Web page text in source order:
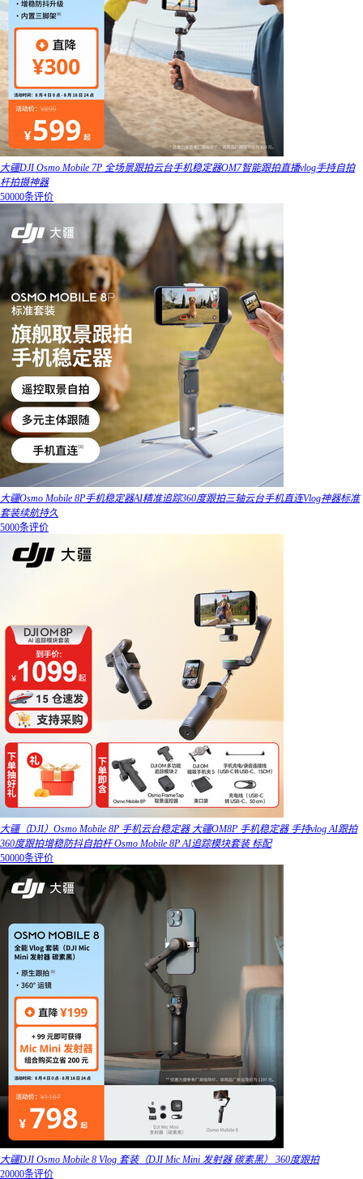
大疆DJI Osmo Mobile 7P 全场景跟拍云台手机稳定器OM7智能跟拍直播vlog手持自拍
杆拍摄神器
50000条评价
大疆Osmo Mobile 8P手机稳定器AI精准追踪360度跟拍三轴云台手机直连Vlog神器标准
套装续航持久
5000条评价
大疆（DJI）Osmo Mobile 8P 手机云台稳定器 大疆OM8P 手机稳定器 手持vlog AI跟拍
360度跟拍增稳防抖自拍杆 Osmo Mobile 8P AI追踪模块套装 标配
50000条评价
大疆DJI Osmo Mobile 8 Vlog 套装（DJI Mic Mini 发射器 碳素黑） 360度跟拍
20000条评价